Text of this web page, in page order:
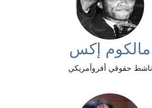
مالكوم إكس
ناشط حقوقي أفروأمريكي